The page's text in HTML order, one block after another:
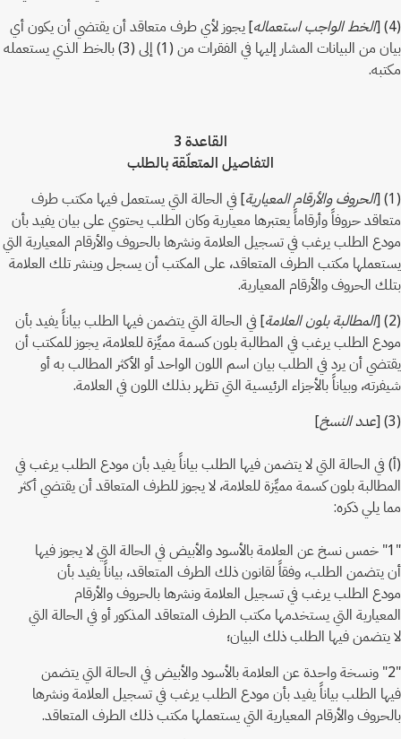
(4) [ الخط الواجب استعماله] يجوز لأي طرف متعاقد أن يقتضي أن يكون أي
بيان من البيانات المشار إليها في الفقرات من (1) إلى (3) بالخط الذي يستعمله
مكتبه.
القاعدة 3
التفاصيل المتعلّقة بالطلب
(1) [
الحروف والأرقام المعيارية] في الحالة التي يستعمل فيها مكتب طرف
متعاقد حروفاً وأرقاماً يعتبرها معيارية وكان الطلب يحتوي على بيان يفيد بأن
مودع الطلب يرغب في تسجيل العلامة ونشرها بالحروف والأرقام المعيارية التي
يستعملها مكتب الطرف المتعاقد، على المكتب أن يسجل وينشر تلك العلامة
بتلك الحروف والأرقام المعيارية.
(2) [
المطالبة بلون العلامة] في الحالة التي يتضمن فيها الطلب بياناً يفيد بأن
مودع الطلب يرغب في المطالبة بلون كسمة مميِّزة للعلامة، يجوز للمكتب أن
يقتضي أن يرد في الطلب بيان اسم اللون الواحد أو الأكثر المطالب به أو
شيفرته، وبياناً بالأجزاء الرئيسية التي تظهر بذلك اللون في العلامة.
(3) [
عدد النسخ]
(أ) في الحالة التي لا يتضمن فيها الطلب بياناً يفيد بأن مودع الطلب يرغب في
المطالبة بلون كسمة مميِّزة للعلامة، لا يجوز للطرف المتعاقد أن يقتضي أكثر
مما يلي ذكره:
"1" خمس نسخ عن العلامة بالأسود والأبيض في الحالة التي لا يجوز فيها
أن يتضمن الطلب، وفقاً لقانون ذلك الطرف المتعاقد، بياناً يفيد بأن
مودع الطلب يرغب في تسجيل العلامة ونشرها بالحروف والأرقام
المعيارية التي يستخدمها مكتب الطرف المتعاقد المذكور أو في الحالة التي
لا يتضمن فيها الطلب ذلك البيان؛
"2" ونسخة واحدة عن العلامة بالأسود والأبيض في الحالة التي يتضمن
فيها الطلب بياناً يفيد بأن مودع الطلب يرغب في تسجيل العلامة ونشرها
بالحروف والأرقام المعيارية التي يستعملها مكتب ذلك الطرف المتعاقد.